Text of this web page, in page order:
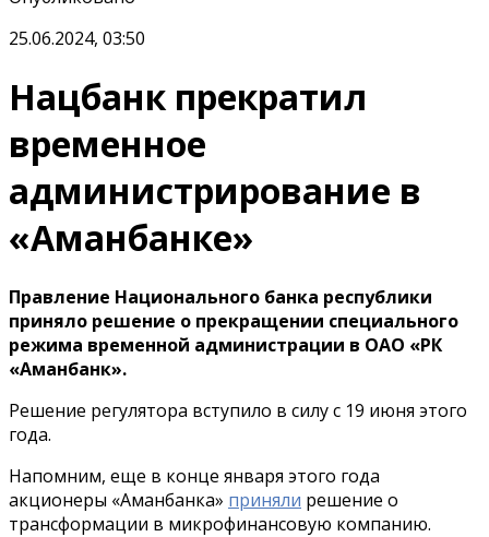
25.06.2024, 03:50
Нацбанк прекратил
временное
администрирование в
«Аманбанке»
Правление Национального банка республики
приняло решение о прекращении специального
режима временной администрации в ОАО «РК
«Аманбанк».
Решение регулятора вступило в силу с 19 июня этого
года.
Напомним, еще в конце января этого года
акционеры «Аманбанка» приняли решение о
трансформации в микрофинансовую компанию.